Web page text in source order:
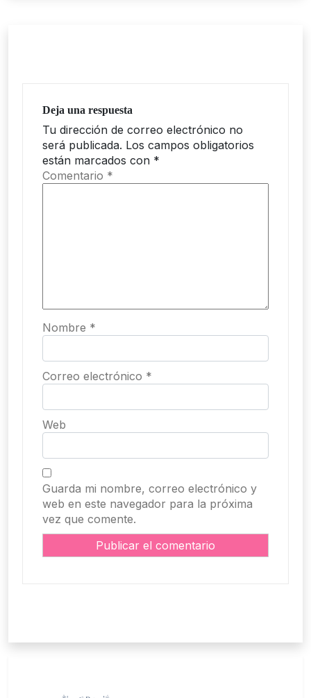
Deja una respuesta
Tu dirección de correo electrónico no
será publicada. Los campos obligatorios
están marcados con *
Comentario *
Nombre *
Correo electrónico *
Web
Guarda mi nombre, correo electrónico y
web en este navegador para la próxima
vez que comente.